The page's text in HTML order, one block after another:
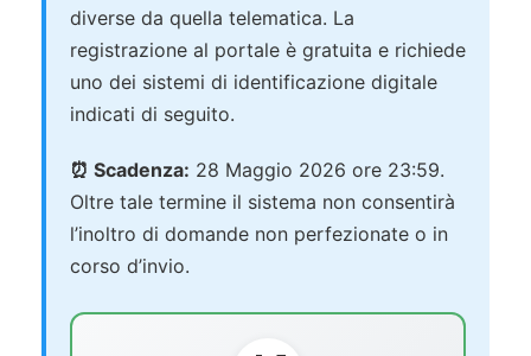
diverse da quella telematica. La
registrazione al portale è gratuita e richiede
uno dei sistemi di identificazione digitale
indicati di seguito.
⏰ Scadenza: 28 Maggio 2026 ore 23:59.
Oltre tale termine il sistema non consentirà
l’inoltro di domande non perfezionate o in
corso d’invio.